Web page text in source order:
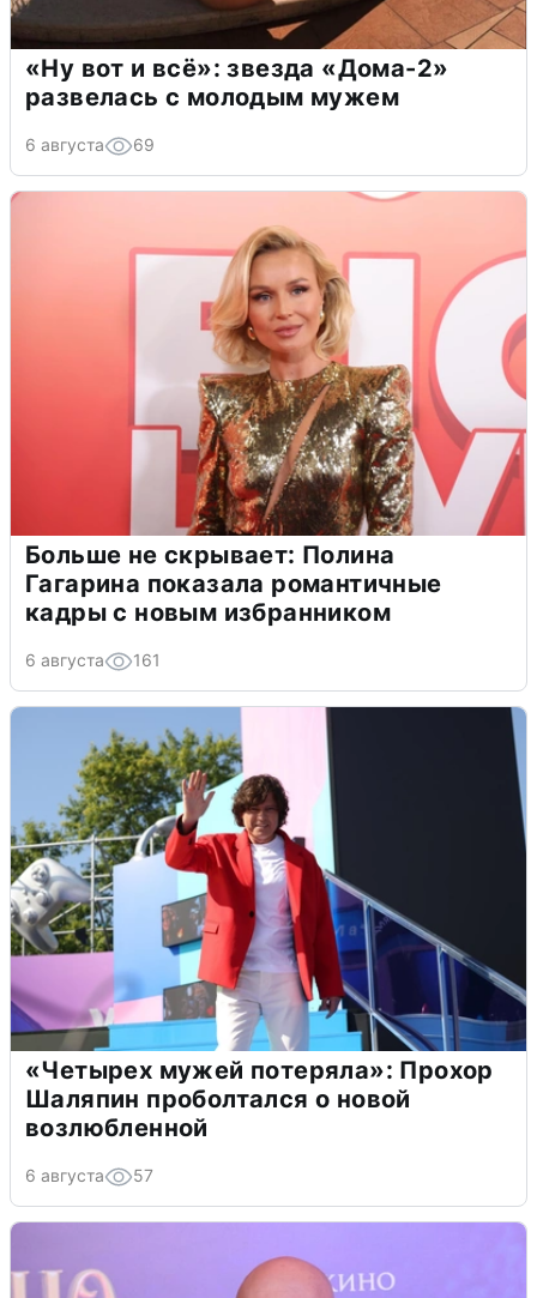
«Ну вот и всё»: звезда «Дома-2»
развелась с молодым мужем
6 августа 69
Больше не скрывает: Полина
Гагарина показала романтичные
кадры с новым избранником
6 августа 161
«Четырех мужей потеряла»: Прохор
Шаляпин проболтался о новой
возлюбленной
6 августа 57